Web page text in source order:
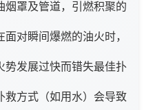
烟罩及管道，引燃积聚的
对瞬间爆燃的油火时，
势发展过快而错失最佳扑
救方式（如用水）会导致